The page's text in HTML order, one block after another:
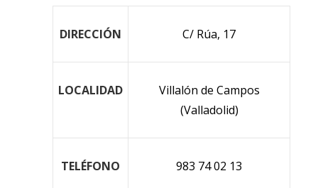
DIRECCIÓN C/ Rúa, 17
LOCALIDAD
Villalón de Campos
(Valladolid)
TELÉFONO 983 74 02 13